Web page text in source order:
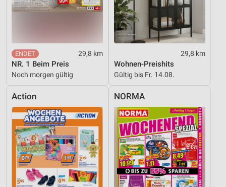
29,8 km
NR. 1 Beim Preis
Noch morgen gültig
29,8 km
Wohnen-Preishits
Gültig bis Fr. 14.08.
Action NORMA